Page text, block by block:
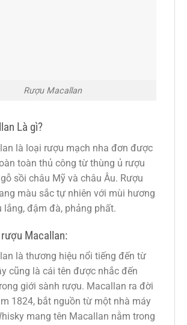
Rượu Macallan
Là gì?
là loại rượu mạch nha đơn được
toàn thủ công từ thùng ủ rượu
sồi châu Mỹ và châu Âu. Rượu
màu sắc tự nhiên với mùi hương
lắng, đậm đà, phảng phất.
Macallan:
là thương hiệu nổi tiếng đến từ
cũng là cái tên được nhắc đến
giới sành rượu. Macallan ra đời
1824, bắt nguồn từ một nhà máy
mang tên Macallan nằm trong